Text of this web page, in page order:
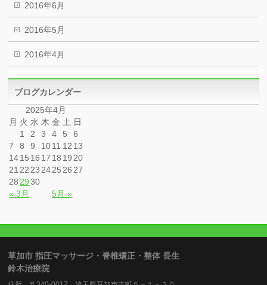
2016年6月
2016年5月
2016年4月
ブログカレンダー
2025年4月
月 火 水 木 金 土 日
« 3月 5月 »
1 2 3 4 5
6
7
8 9 1011 12 13
1415 16 17 18 19 20
21 22 23 2425 26 27
28 29 30
草加市 指圧マッサージ・脊椎矯正・整体 長生
鈴木治療院